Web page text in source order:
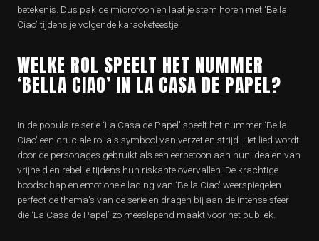
betekenis. Dus pak de microfoon en laat je stem horen met ‘Bella
Ciao’ tijdens je volgende karaokefeestje!
WELKE ROL SPEELT HET NUMMER
‘BELLA CIAO’ IN LA CASA DE PAPEL?
In de populaire serie ‘La Casa de Papel’ speelt het nummer ‘Bella
Ciao’ een cruciale rol als symbool van verzet en strijd. Het lied wordt
door de personages gebruikt als een eerbetoon aan hun idealen van
vrijheid en rebellie tijdens hun riskante overvallen. De krachtige
boodschap en emotionele lading van ‘Bella Ciao’ weerspiegelen
perfect de thema’s van de serie en dragen bij aan de intense sfeer
die ‘La Casa de Papel’ zo meeslepend maakt voor het publiek.